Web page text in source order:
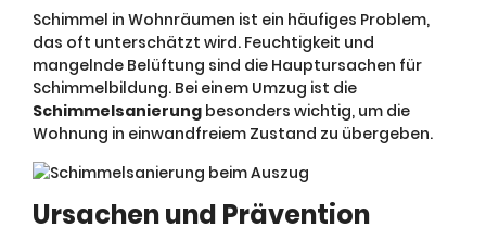
Schimmel in Wohnräumen ist ein häufiges Problem,
das oft unterschätzt wird. Feuchtigkeit und
mangelnde Belüftung sind die Hauptursachen für
Schimmelbildung. Bei einem Umzug ist die
Schimmelsanierung besonders wichtig, um die
Wohnung in einwandfreiem Zustand zu übergeben.
Ursachen und Prävention